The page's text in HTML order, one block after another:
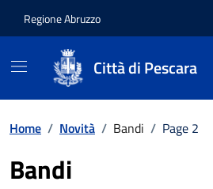
Regione Abruzzo
Città di Pescara
Home / Novità / Bandi / Page 2
Bandi